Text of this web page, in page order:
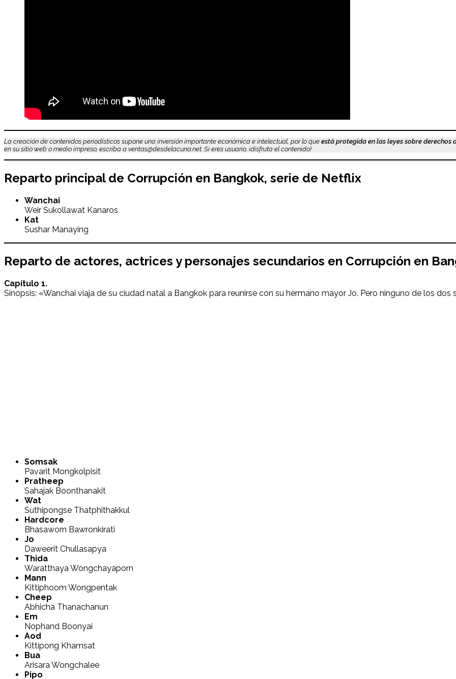
La creación de contenidos periodísticos supone una inversión importante económica e intelectual, por lo que está protegida en las leyes sobre derechos
en su sitio web o medio impreso, escriba a ventas@desdelacuna.net. Si eres usuario, ¡disfruta el contenido!
Reparto principal de Corrupción en Bangkok, serie de Netflix
Wanchai
Weir Sukollawat Kanaros
Kat
Sushar Manaying
Reparto de actores, actrices y personajes secundarios en Corrupción en
Capítulo 1.
Sinopsis: «Wanchai viaja de su ciudad natal a Bangkok para reunirse con su hermano mayor Jo. Pero ninguno de los
Somsak
Pavarit Mongkolpisit
Pratheep
Sahajak Boonthanakit
Wat
Suthipongse Thatphithakkul
Hardcore
Bhasaworn Bawronkirati
Jo
Daweerit Chullasapya
Thida
Waratthaya Wongchayaporn
Mann
Kittiphoom Wongpentak
Cheep
Abhicha Thanachanun
Em
Nophand Boonyai
Aod
Kittipong Khamsat
Bua
Arisara Wongchalee
Pipo